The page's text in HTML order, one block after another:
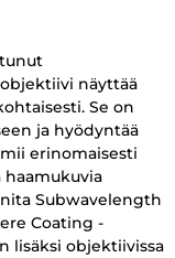
näyttää
Se on
ja hyödyntää
erinomaisesti
haamukuvia
Subwavelength
Coating -
lisäksi objektiivissa